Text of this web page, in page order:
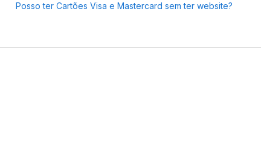
Posso ter Cartões Visa e Mastercard sem ter website?